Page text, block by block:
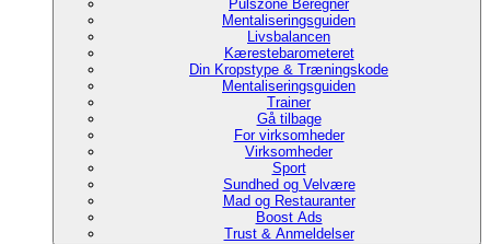
Pulszone Beregner
Mentaliseringsguiden
Livsbalancen
Kærestebarometeret
Din Kropstype & Træningskode
Mentaliseringsguiden
Trainer
Gå tilbage
For virksomheder
Virksomheder
Sport
Sundhed og Velvære
Mad og Restauranter
Boost Ads
Trust & Anmeldelser